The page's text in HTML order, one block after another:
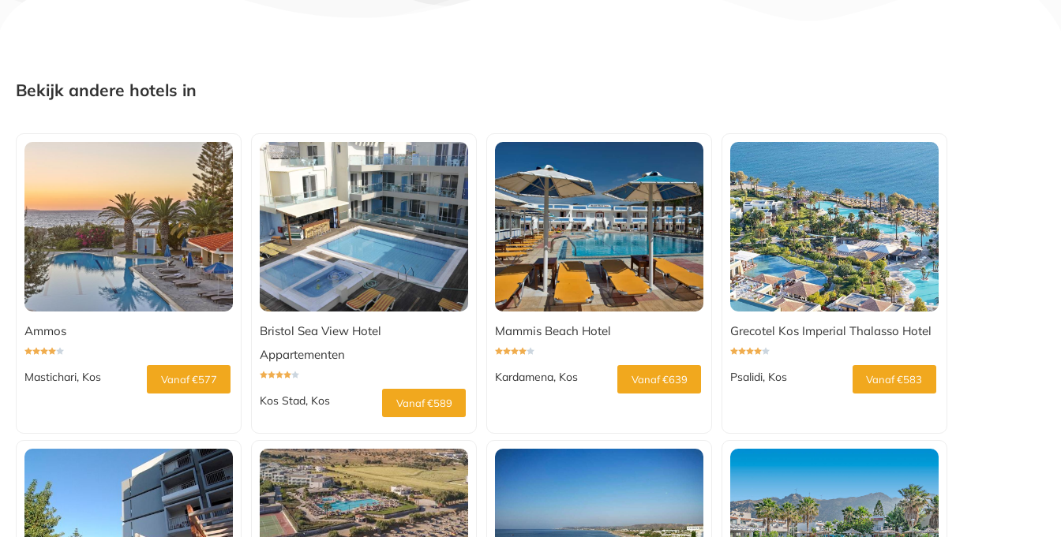
Bekijk andere hotels in
Ammos
Mastichari, Kos Vanaf €577
Bristol Sea View Hotel
Appartementen
Kos Stad, Kos Vanaf €589
Mammis Beach Hotel
Kardamena, Kos Vanaf €639
Grecotel Kos Imperial Thalasso Hotel
Psalidi, Kos Vanaf €583